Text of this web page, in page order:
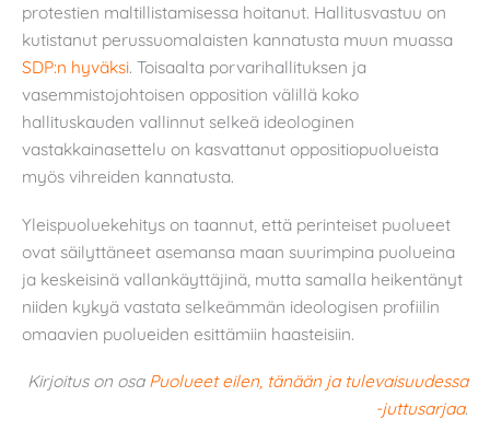
protestien maltillistamisessa hoitanut. Hallitusvastuu on
kutistanut perussuomalaisten kannatusta muun muassa
SDP:n hyväksi. Toisaalta porvarihallituksen ja
vasemmistojohtoisen opposition välillä koko
hallituskauden vallinnut selkeä ideologinen
vastakkainasettelu on kasvattanut oppositiopuolueista
myös vihreiden kannatusta.
Yleispuoluekehitys on taannut, että perinteiset puolueet
ovat säilyttäneet asemansa maan suurimpina puolueina
ja keskeisinä vallankäyttäjinä, mutta samalla heikentänyt
niiden kykyä vastata selkeämmän ideologisen profiilin
omaavien puolueiden esittämiin haasteisiin.
Kirjoitus on osa Puolueet eilen, tänään ja tulevaisuudessa
-juttusarjaa.